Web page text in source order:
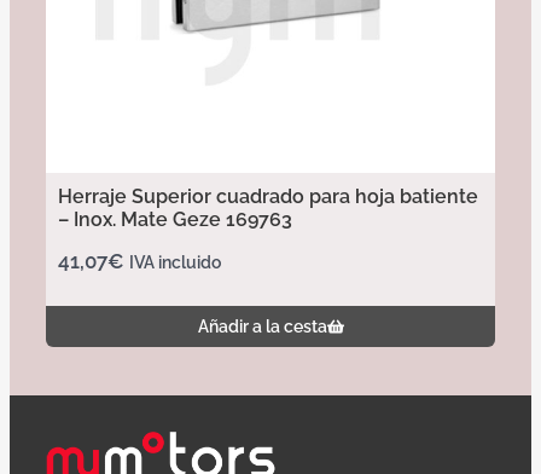
Herraje Superior cuadrado para hoja batiente
– Inox. Mate Geze 169763
41,07€ IVA incluido
Añadir a la cesta